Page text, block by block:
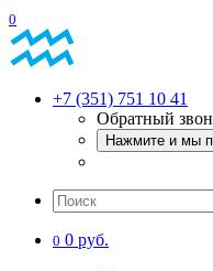
0
+7 (351) 751 10 41
Обратный
Нажмите и мы
0 0 руб.